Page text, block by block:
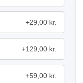
+29,00 kr.
+129,00 kr.
+59,00 kr.